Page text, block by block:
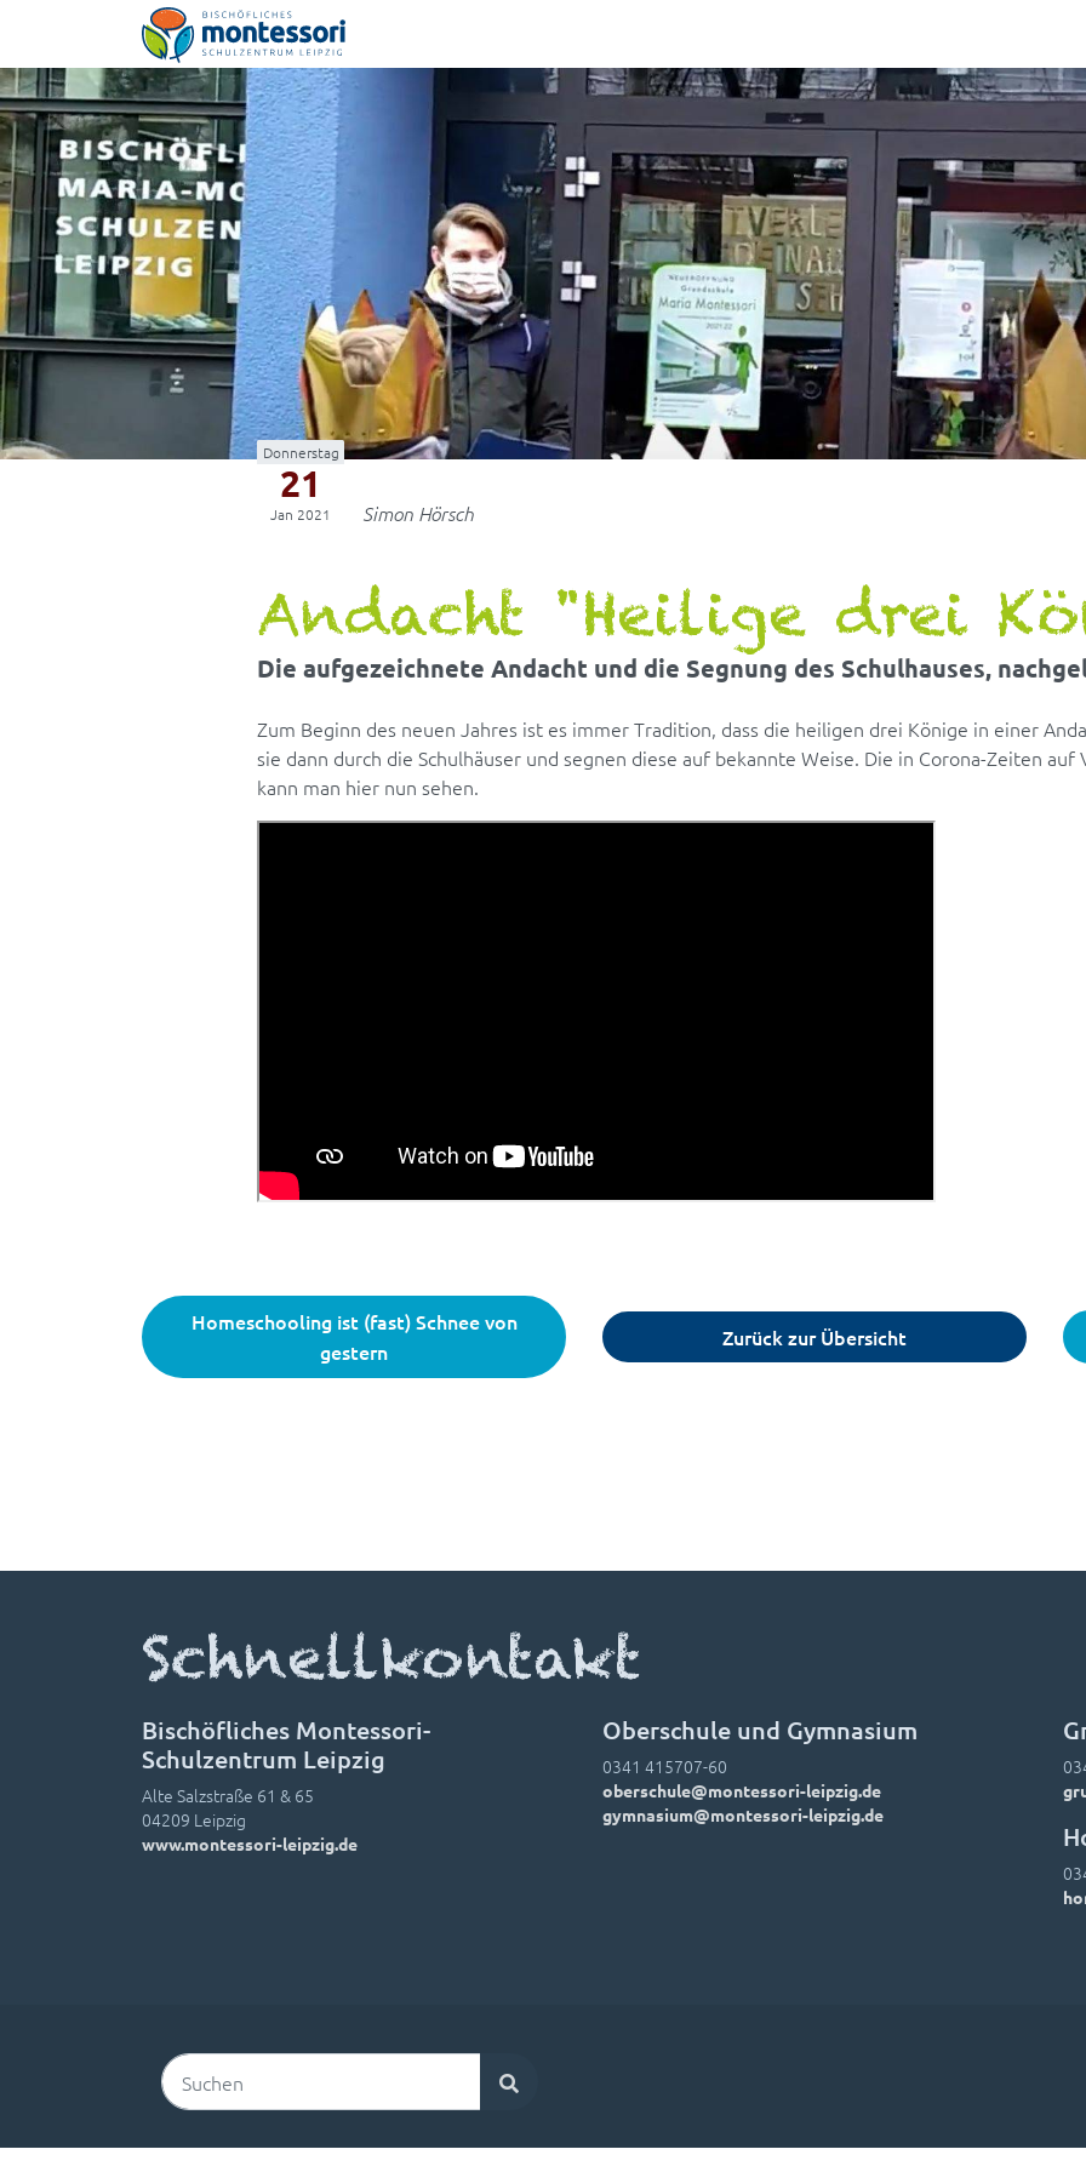
Montessori-Schulzentrum Leipzig
Donnerstag
21
Jan 2021 Simon Hörsch
Andacht "Heilige drei
Die aufgezeichnete Andacht und die Segnung des Schulhauses,
Zum Beginn des neuen Jahres ist es immer Tradition, dass die heiligen drei Könige in einer
sie dann durch die Schulhäuser und segnen diese auf bekannte Weise. Die in Corona-Zeiten
kann man hier nun sehen.
Zurück zur Übersicht
Homeschooling ist (fast) Schnee von
gestern
Schnellkontakt
Bischöfliches Montessori-
Schulzentrum Leipzig
Alte Salzstraße 61 & 65
04209 Leipzig
www.montessori-leipzig.de
Oberschule und Gymnasium
0341 415707-60
oberschule@montessori-leipzig.de
gymnasium@montessori-leipzig.de
Suchen